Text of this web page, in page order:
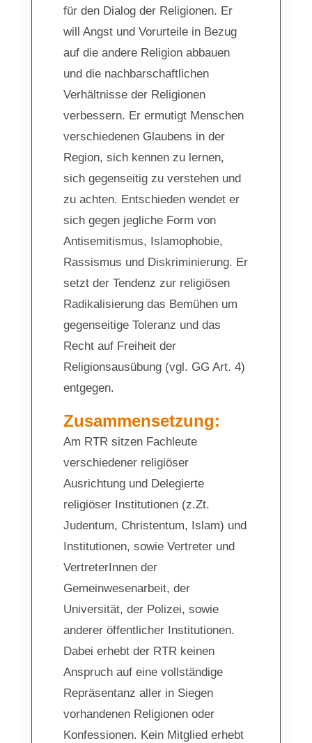
für den Dialog der Religionen. Er
will Angst und Vorurteile in Bezug
auf die andere Religion abbauen
und die nachbarschaftlichen
Verhältnisse der Religionen
verbessern. Er ermutigt Menschen
verschiedenen Glaubens in der
Region, sich kennen zu lernen,
sich gegenseitig zu verstehen und
zu achten. Entschieden wendet er
sich gegen jegliche Form von
Antisemitismus, Islamophobie,
Rassismus und Diskriminierung. Er
setzt der Tendenz zur religiösen
Radikalisierung das Bemühen um
gegenseitige Toleranz und das
Recht auf Freiheit der
Religionsausübung (vgl. GG Art. 4)
entgegen.
Zusammensetzung:
Am RTR sitzen Fachleute
verschiedener religiöser
Ausrichtung und Delegierte
religiöser Institutionen (z.Zt.
Judentum, Christentum, Islam) und
Institutionen, sowie Vertreter und
VertreterInnen der
Gemeinwesenarbeit, der
Universität, der Polizei, sowie
anderer öffentlicher Institutionen.
Dabei erhebt der RTR keinen
Anspruch auf eine vollständige
Repräsentanz aller in Siegen
vorhandenen Religionen oder
Konfessionen. Kein Mitglied erhebt